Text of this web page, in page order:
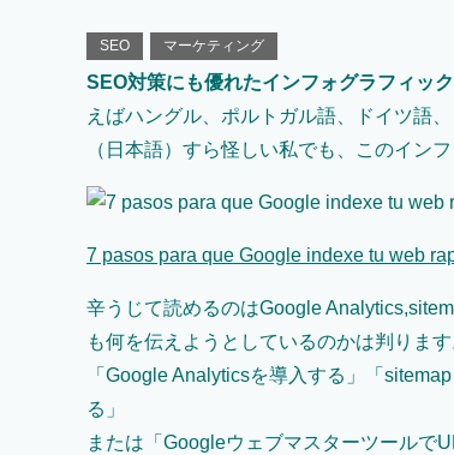
SEO マーケティング
SEO対策にも優れたインフォグラフィッ
えばハングル、ポルトガル語、ドイツ語
（日本語）すら怪しい私でも、このイン
7 pasos para que Google indexe tu web
辛うじて読めるのはGoogle
も何を伝えようとしているのかは判ります
「Google Analyticsを導入する」「
る」
または「Googleウェブマスターツールで